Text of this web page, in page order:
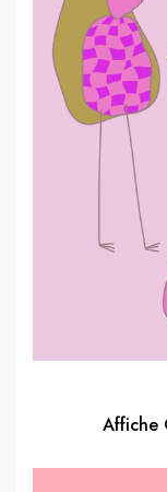
Affiche